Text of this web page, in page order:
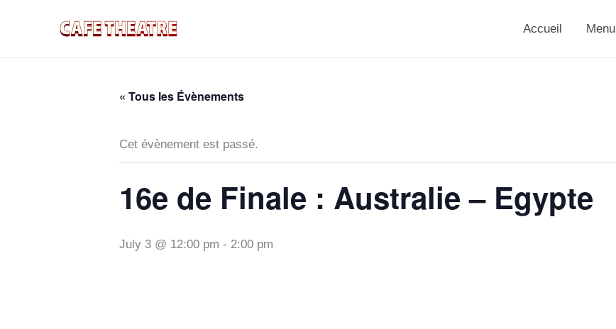
Accueil Menu
« Tous les Évènements
Cet évènement est passé.
16e de Finale : Australie – Egypte
July 3 @ 12:00 pm - 2:00 pm